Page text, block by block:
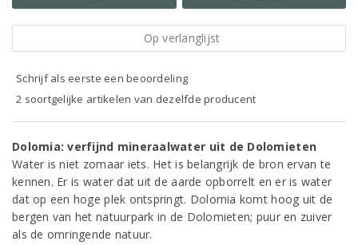
Op verlanglijst
Schrijf als eerste een beoordeling
2 soortgelijke artikelen van dezelfde producent
Dolomia: verfijnd mineraalwater uit de Dolomieten
Water is niet zomaar iets. Het is belangrijk de bron ervan te
kennen. Er is water dat uit de aarde opborrelt en er is water
dat op een hoge plek ontspringt. Dolomia komt hoog uit de
bergen van het natuurpark in de Dolomieten; puur en zuiver
als de omringende natuur.